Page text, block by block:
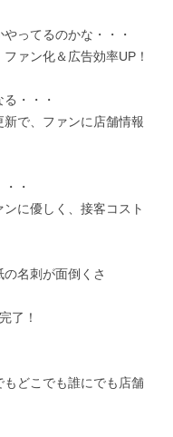
ってるのかな・・・
ァン化＆広告効率UP！
・・・
で、ファンに店舗情報
・
に優しく、接客コスト
名刺が面倒くさ
了！
どこでも誰にでも店舗